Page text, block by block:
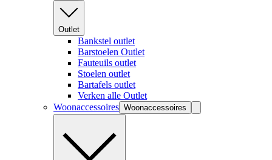
Outlet
Bankstel outlet
Barstoelen Outlet
Fauteuils outlet
Stoelen outlet
Bartafels outlet
Verken alle Outlet
Woonaccessoires Woonaccessoires